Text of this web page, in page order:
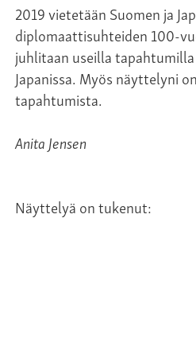
2019 vietetään Suomen ja
diplomaattisuhteiden 100-
juhlitaan useilla
Japanissa. Myös näyttelyni
tapahtumista.
Anita Jensen
Näyttelyä on tukenut: